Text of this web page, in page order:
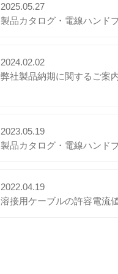
2025.05.27
製品カタログ・電線ハン
2024.02.02
弊社製品納期に関するご案
2023.05.19
製品カタログ・電線ハン
2022.04.19
溶接用ケーブルの許容電流